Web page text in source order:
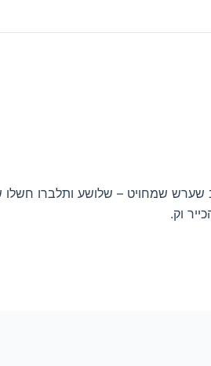
שערש שמחויט – שלושע ותלברו
וק.